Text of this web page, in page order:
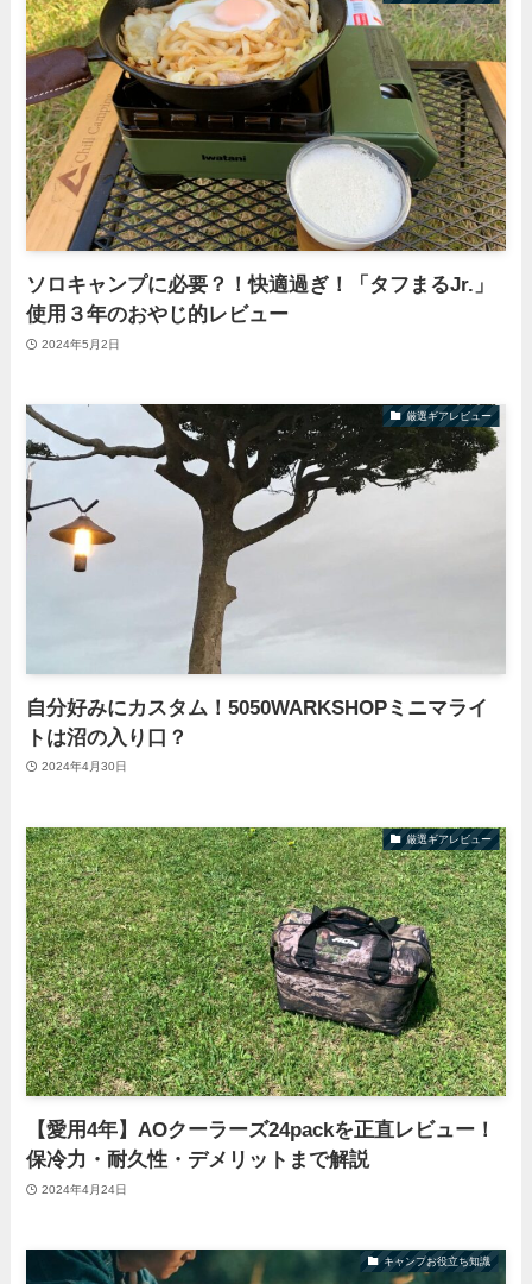
ソロキャンプに必要？！快適過ぎ！「タフまるJr.」
使用３年のおやじ的レビュー
2024年5月2日
厳選ギアレビュー
自分好みにカスタム！5050WARKSHOPミニマライ
トは沼の入り口？
2024年4月30日
厳選ギアレビュー
【愛用4年】AOクーラーズ24packを正直レビュー！
保冷力・耐久性・デメリットまで解説
2024年4月24日
キャンプお役立ち知識